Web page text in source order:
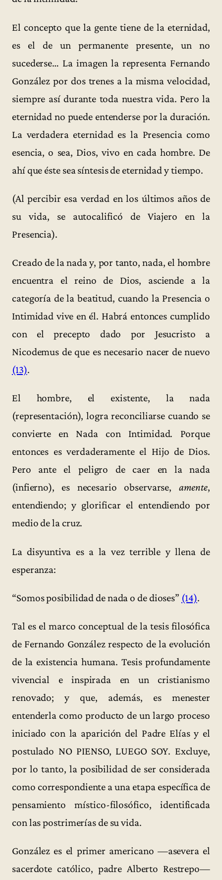
El concepto que la gente tiene de la eternidad,
es el de un permanente presente, un no
sucederse… La imagen la representa Fernando
González por dos trenes a la misma velocidad,
siempre así durante toda nuestra vida. Pero la
eternidad no puede entenderse por la duración.
La verdadera eternidad es la Presencia como
esencia, o sea, Dios, vivo en cada hombre. De
ahí que éste sea síntesis de eternidad y tiempo.
(Al percibir esa verdad en los últimos años de
su vida, se autocalificó de Viajero en la
Presencia).
Creado de la nada y, por tanto, nada, el hombre
encuentra el reino de Dios, asciende a la
categoría de la beatitud, cuando la Presencia o
Intimidad vive en él. Habrá entonces cumplido
con el precepto dado por Jesucristo a
Nicodemus de que es necesario nacer de nuevo
(13).
El hombre, el existente, la nada
(representación), logra reconciliarse cuando se
convierte en Nada con Intimidad. Porque
entonces es verdaderamente el Hijo de Dios.
Pero ante el peligro de caer en la nada
(infierno), es necesario observarse, amente,
entendiendo; y glorificar el entendiendo por
medio de la cruz.
La disyuntiva es a la vez terrible y llena de
esperanza:
“Somos posibilidad de nada o de dioses” (14).
Tal es el marco conceptual de la tesis filosófica
de Fernando González respecto de la evolución
de la existencia humana. Tesis profundamente
vivencial e inspirada en un cristianismo
renovado; y que, además, es menester
entenderla como producto de un largo proceso
iniciado con la aparición del Padre Elías y el
postulado NO PIENSO, LUEGO SOY. Excluye,
por lo tanto, la posibilidad de ser considerada
como correspondiente a una etapa específica de
pensamiento místico-filosófico, identificada
con las postrimerías de su vida.
González es el primer americano —asevera el
sacerdote católico, padre Alberto Restrepo—